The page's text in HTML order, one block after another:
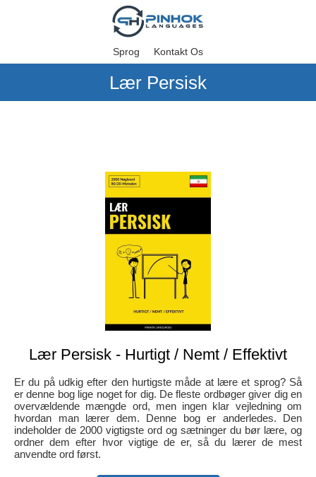
Sprog Kontakt Os
Lær Persisk
Lær Persisk - Hurtigt / Nemt / Effektivt
Er du på udkig efter den hurtigste måde at lære et sprog? Så
er denne bog lige noget for dig. De fleste ordbøger giver dig en
overvældende mængde ord, men ingen klar vejledning om
hvordan man lærer dem. Denne bog er anderledes. Den
indeholder de 2000 vigtigste ord og sætninger du bør lære, og
ordner dem efter hvor vigtige de er, så du lærer de mest
anvendte ord først.